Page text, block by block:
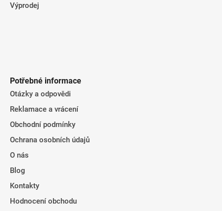
Výprodej
Potřebné informace
Otázky a odpovědi
Reklamace a vrácení
Obchodní podmínky
Ochrana osobních údajů
O nás
Blog
Kontakty
Hodnocení obchodu